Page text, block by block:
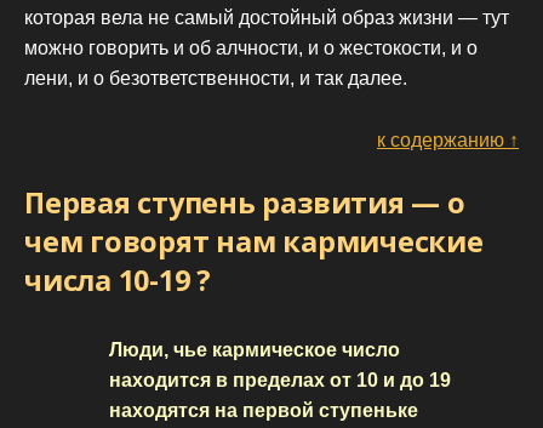
которая вела не самый достойный образ жизни — тут
можно говорить и об алчности, и о жестокости, и о
лени, и о безответственности, и так далее.
к содержанию ↑
Первая ступень развития — о
чем говорят нам кармические
числа 10-19 ?
Люди, чье кармическое число
находится в пределах от 10 и до 19
находятся на первой ступеньке